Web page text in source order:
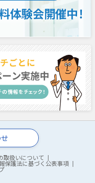
取扱いについて
保護法に基づく公表事項